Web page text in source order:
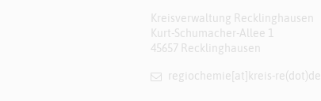
Kreisverwaltung Recklinghausen
Kurt-Schumacher-Allee 1
45657 Recklinghausen
regiochemie[at]​kreis-re(dot)de